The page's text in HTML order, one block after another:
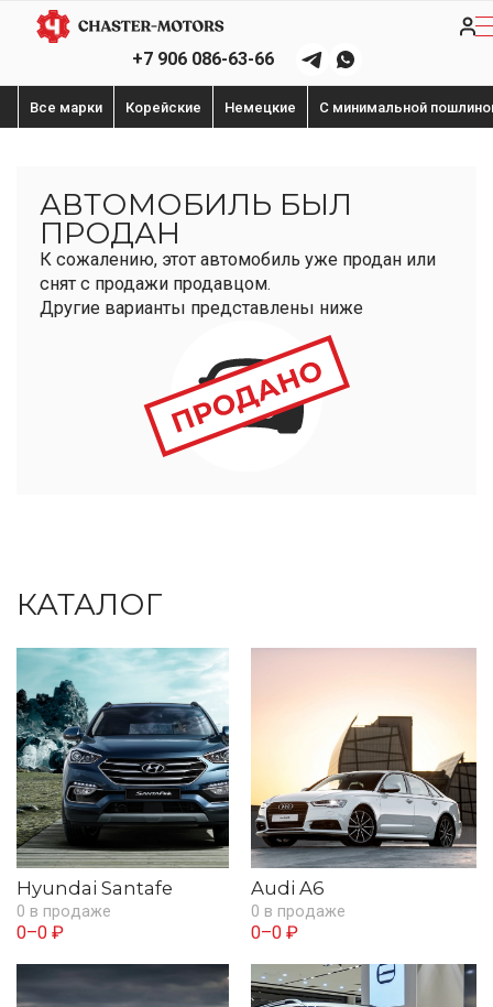
+7 906 086-63-66
Все марки Корейские Немецкие С минимальной
АВТОМОБИЛЬ БЫЛ
ПРОДАН
К сожалению, этот автомобиль уже продан или
снят с продажи продавцом.
Другие варианты представлены ниже
КАТАЛОГ
Hyundai Santafe
0 в продаже
0–0 ₽
Audi A6
0 в продаже
0–0 ₽